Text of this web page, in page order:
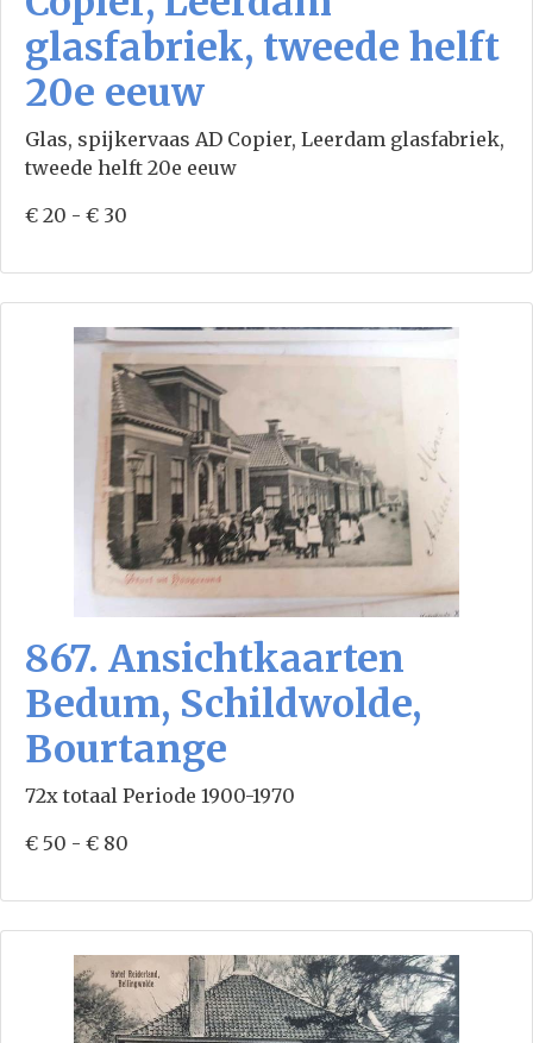
glasfabriek, tweede helft
20e eeuw
Glas, spijkervaas AD Copier, Leerdam glasfabriek,
tweede helft 20e eeuw
€ 20 - € 30
867. Ansichtkaarten
Bedum, Schildwolde,
Bourtange
72x totaal Periode 1900-1970
€ 50 - € 80